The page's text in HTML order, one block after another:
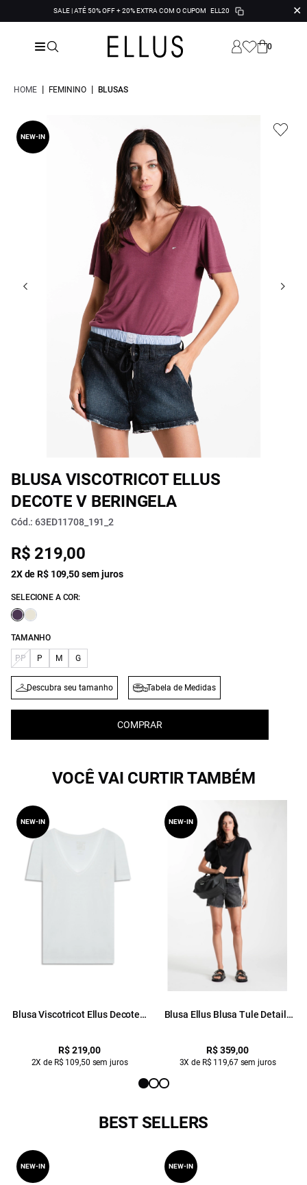
SALE | ATÉ 50% OFF + 20% EXTRA COM O CUPOM ELL20 ✕
0
HOME | FEMININO | BLUSAS
NEW-IN
BLUSA VISCOTRICOT ELLUS
DECOTE V BERINGELA
Cód.: 63ED11708_191_2
R$ 219,00
2X de R$ 109,50 sem juros
SELECIONE A COR:
TAMANHO
PP P M G
Descubra seu tamanho Tabela de Medidas
COMPRAR
VOCÊ VAI CURTIR TAMBÉM
Blusa Viscotricot Ellus Decote v
R$ 219,00
2X de R$ 109,50 sem juros
NEW-IN
Blusa Ellus Blusa Tule Details
R$ 359,00
3X de R$ 119,67 sem juros
NEW-IN
BEST SELLERS
NEW-IN NEW-IN